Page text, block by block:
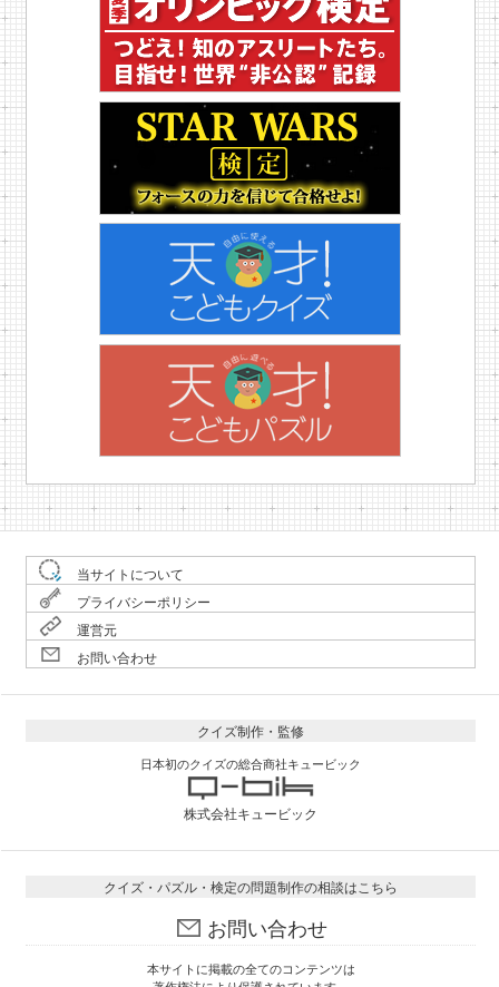
当サイトについて
プライバシーポリシー
運営元
お問い合わせ
クイズ制作・監修
日本初のクイズの総合商社キュービック
株式会社キュービック
クイズ・パズル・検定の問題制作の相談はこちら
お問い合わせ
本サイトに掲載の全てのコンテンツは